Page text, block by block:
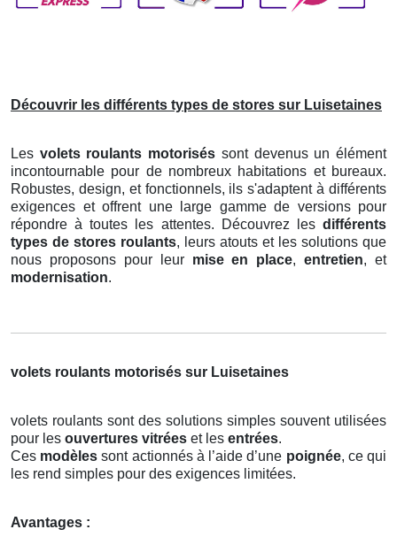
Découvrir les différents types de stores sur Luisetaines
Les volets roulants motorisés sont devenus un élément
incontournable pour de nombreux habitations et bureaux.
Robustes, design, et fonctionnels, ils s'adaptent à différents
exigences et offrent une large gamme de versions pour
répondre à toutes les attentes. Découvrez les différents
types de stores roulants, leurs atouts et les solutions que
nous proposons pour leur mise en place,entretien, et
modernisation.
volets roulants motorisés sur Luisetaines
volets roulants sont des solutions simples souvent utilisées
pour les ouvertures vitrées et les entrées.
Ces modèles sont actionnés à l’aide d’une poignée, ce qui
les rend simples pour des exigences limitées.
Avantages :